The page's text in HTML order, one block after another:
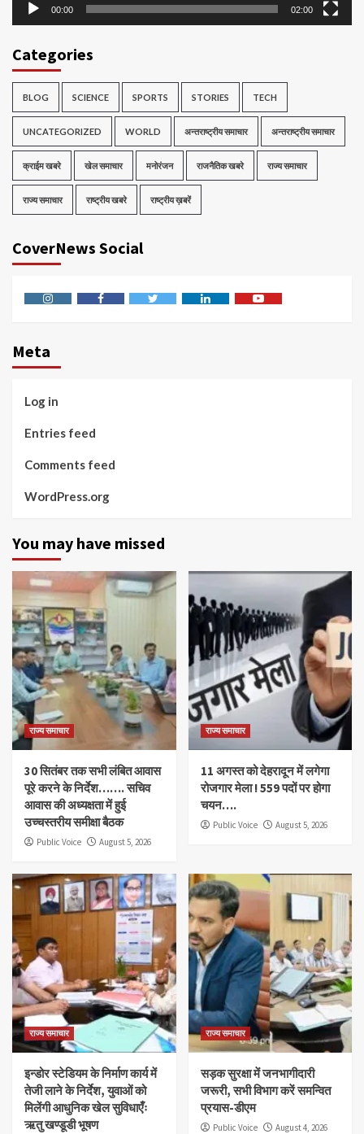
00:00 02:00
Categories
BLOG SCIENCE SPORTS STORIES TECH
UNCATEGORIZED WORLD अन्तराष्ट्रीय समाचार अन्तराष्ट्रीय समाचार
क्राईम खबरे खेल समाचार मनोरंजन राजनैतिक खबरे राज्य समाचार
राज्य समाचार राष्ट्रीय खबरे राष्ट्रीय ख़बरें
CoverNews Social
Meta
Log in
Entries feed
Comments feed
WordPress.org
You may have missed
राज्य समाचार
30 सितंबर तक सभी लंबित आवास
पूरे करने के निर्देश……. सचिव
आवास की अध्यक्षता में हुई
उच्चस्तरीय समीक्षा बैठक
Public Voice August 5, 2026
राज्य समाचार
11 अगस्त को देहरादून में लगेगा
रोजगार मेला ! 559 पदों पर होगा
चयन….
Public Voice August 5, 2026
राज्य समाचार
इन्डोर स्टेडियम के निर्माण कार्य में
तेजी लाने के निर्देश, युवाओं को
मिलेंगी आधुनिक खेल सुविधाएँः
ऋतु खण्डूडी भूषण
राज्य समाचार
सड़क सुरक्षा में जनभागीदारी
जरूरी, सभी विभाग करें समन्वित
प्रयास-डीएम
Public Voice August 4, 2026